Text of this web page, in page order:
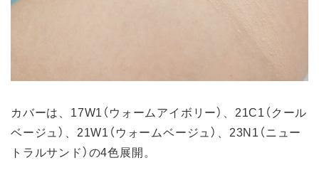
カバーは、17W1（ウォームアイボリー）、21C1（クール
ベージュ）、21W1（ウォームベージュ）、23N1（ニュー
トラルサンド）の4色展開。